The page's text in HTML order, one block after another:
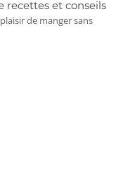
recettes et conseils
de manger sans